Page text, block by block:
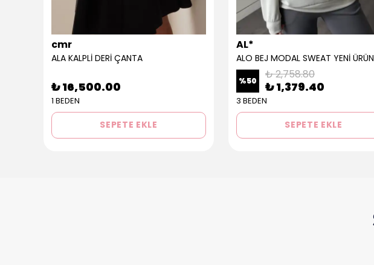
cmr
ALA KALPLİ DERİ ÇANTA
₺ 16,500.00
1 BEDEN
SEPETE EKLE
AL*
ALO BEJ MODAL SWEAT YENİ ÜRÜN
%50 ₺ 2,758.80
₺ 1,379.40
3 BEDEN
SEPETE EKLE